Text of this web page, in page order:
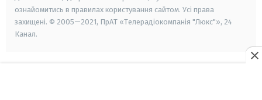
ознайомитись в правилах користування сайтом. Усі права
захищені. © 2005—2021, ПрАТ «Телерадіокомпанія "Люкс"», 24
Канал.